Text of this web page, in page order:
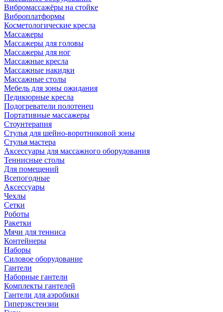
Вибромассажёры на стойке
Виброплатформы
Косметологические кресла
Массажеры
Массажеры для головы
Массажеры для ног
Массажные кресла
Массажные накидки
Массажные столы
Мебель для зоны ожидания
Педикюрные кресла
Подогреватели полотенец
Портативные массажеры
Стоунтерапия
Стулья для шейно-воротниковой зоны
Стулья мастера
Аксессуары для массажного оборудования
Теннисные столы
Для помещений
Всепогодные
Аксессуары
Чехлы
Сетки
Роботы
Ракетки
Мячи для тенниса
Контейнеры
Наборы
Силовое оборудование
Гантели
Наборные гантели
Комплекты гантелей
Гантели для аэробики
Гиперэкстензии